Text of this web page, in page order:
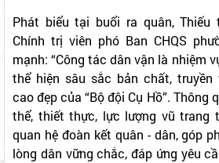
Phát biểu tại buổi ra quân,
Chính trị viên phó Ban CHQS
mạnh: “Công tác dân vận là nhiệm
thể hiện sâu sắc bản chất,
cao đẹp của “Bộ đội Cụ Hồ”. Thông
thể, thiết thực, lực lượng vũ trang
quan hệ đoàn kết quân - dân, góp
lòng dân vững chắc, đáp ứng yêu